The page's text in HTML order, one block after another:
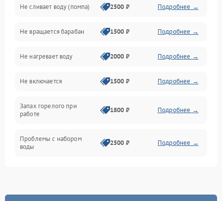
Водоснабжение
Слив
Программное обеспечение
Не сливает воду (помпа) 2500 ₽ Подробнее →
Не вращается барабан 1500 ₽ Подробнее →
Не нагревает воду 2000 ₽ Подробнее →
Не включается 1500 ₽ Подробнее →
Запах горелого при
работе
1800 ₽ Подробнее →
Проблемы с набором
воды
2500 ₽ Подробнее →
Замена платы управления 2200 ₽ Подробнее →